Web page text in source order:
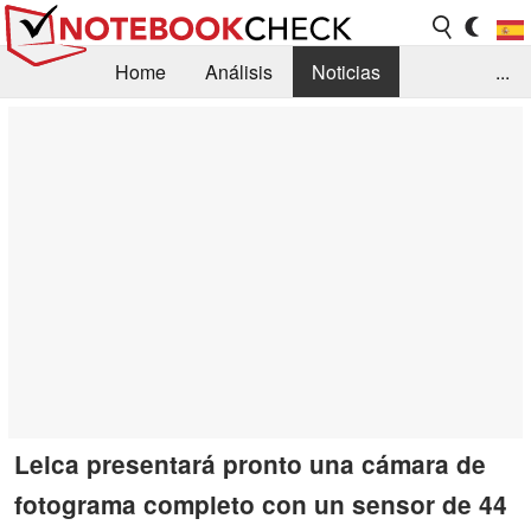
Home Análisis
Noticias
...
Leica presentará pronto una cámara de
fotograma completo con un sensor de 44